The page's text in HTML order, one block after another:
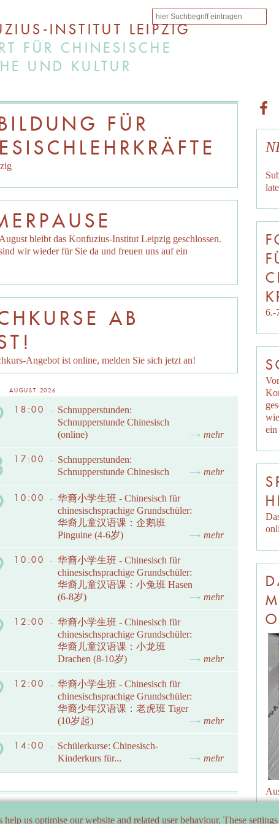
INSTITUT LEIPZIG
FÜR CHINESISCHE
UND KULTUR
FÜR
bleibt das Konfuzius-Institut Leipzig geschlossen.
wir wieder für Sie da und freuen uns auf ein
AB
Angebot ist online, melden Sie sich jetzt an!
AUGUST 2026
18:00 - Schnupperstunden:
Schnupperstunde Chinesisch
(online)
mehr
17:00 - Schnupperstunden:
Schnupperstunde Chinesisch
mehr
10:00 - 华裔小学生班 - Chinesisch für
chinesischsprachige Grundschüler:
华裔儿童汉语课：企鹅班
Pinguine (4-6岁)
mehr
10:00 - 华裔小学生班 - Chinesisch für
chinesischsprachige Grundschüler:
华裔儿童汉语课：小兔班 Hasen
(6-8岁)
mehr
12:00 - 华裔小学生班 - Chinesisch für
chinesischsprachige Grundschüler:
华裔儿童汉语课：小龙班
Drachen (8-10岁)
mehr
12:00 - 华裔小学生班 - Chinesisch für
chinesischsprachige Grundschüler:
华裔少年汉语课：老虎班 Tiger
(10岁起)
mehr
14:00 - Schülerkurse: Chinesisch-
Kinderkurs für...
mehr
6.-
ein
us optimise our website and related user behaviour. These